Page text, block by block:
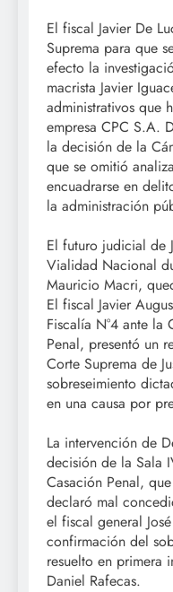
El fiscal Javier De
Suprema para que
efecto la
macrista Javier
administrativos que
empresa CPC S.A.
la decisión de la
que se omitió
encuadrarse en
la administración
El futuro judicial de
Vialidad Nacional
Mauricio Macri,
El fiscal Javier
Fiscalía N°4 ante la
Penal, presentó un
Corte Suprema de
sobreseimiento
en una causa por
La intervención de
decisión de la Sala
Casación Penal,
declaró mal
el fiscal general
confirmación del
resuelto en primera
Daniel Rafecas.